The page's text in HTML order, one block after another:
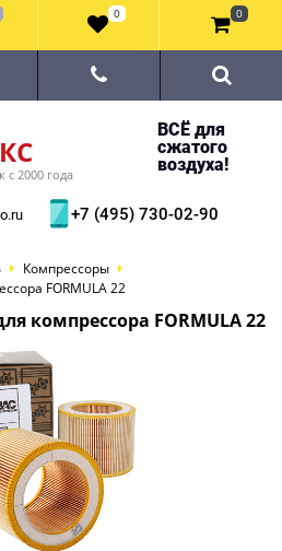
2000 года
ВСЁ для
сжатого
воздуха!
+7 (495) 730-02-90
Компрессоры
FORMULA 22
компрессора FORMULA 22
0 0